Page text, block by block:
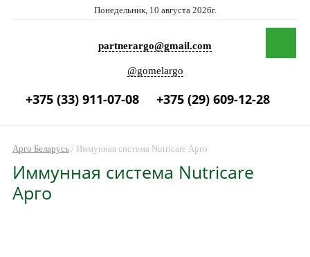
Понедельник, 10 августа 2026г.
partnerargo@gmail.com
@gomelargo
+375 (33) 911-07-08 +375 (29) 609-12-28
Арго Беларусь/ Иммунная система Nutricare Арго
Иммунная система Nutricare
Арго